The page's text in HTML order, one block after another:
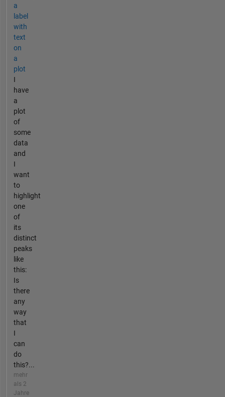
a
label
with
text
on
a
plot
I
have
a
plot
of
some
data
and
I
want
to
highlight
one
of
its
distinct
peaks
like
this:
Is
there
any
way
that
I
can
do
this?...
mehr
als 2
Jahre